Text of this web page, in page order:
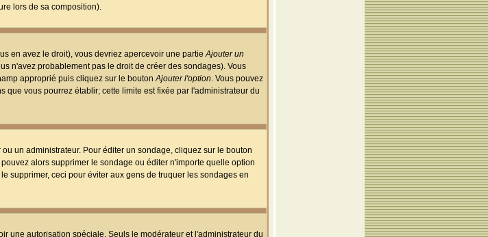
lors de sa composition).
en avez le droit), vous devriez apercevoir une partieAjouter un
n'avez probablement pas le droit de créer des sondages). Vous
approprié puis cliquez sur le boutonAjouter l'option. Vous pouvez
vous pourrez établir; cette limite est fixée par l'administrateur du
un administrateur. Pour éditer un sondage, cliquez sur le bouton
alors supprimer le sondage ou éditer n'importe quelle option
supprimer, ceci pour éviter aux gens de truquer les sondages en
une autorisation spéciale. Seuls le modérateur et l'administrateur du